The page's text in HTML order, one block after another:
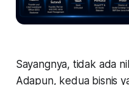
Sayangnya, tidak ada
Adapun, kedua bisnis